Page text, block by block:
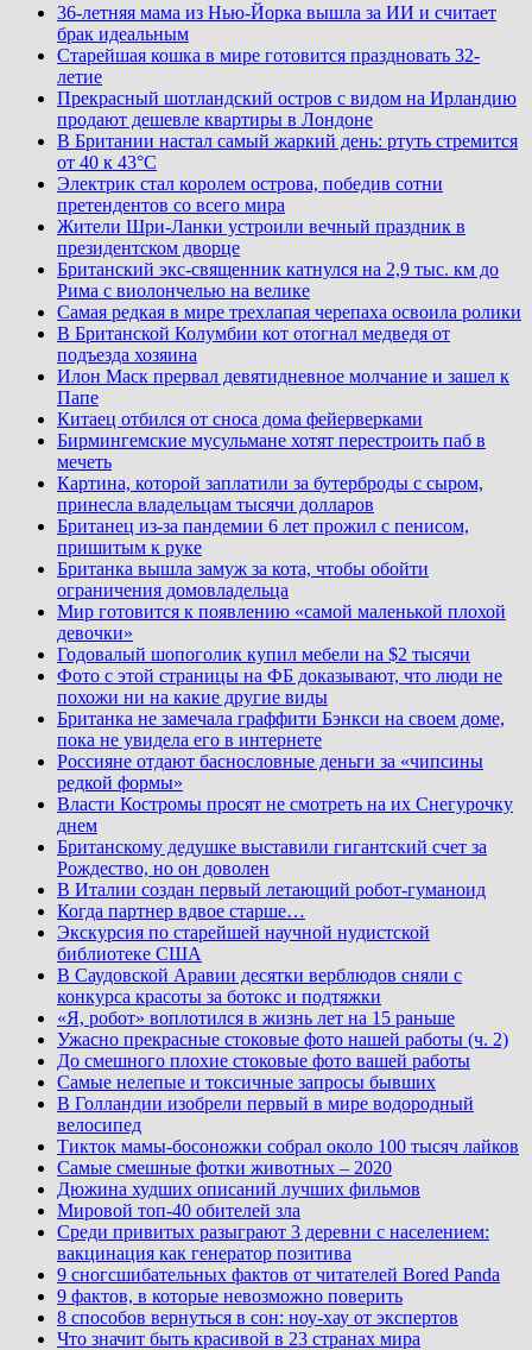
36-летняя мама из Нью-Йорка вышла за ИИ и считает
брак идеальным
Старейшая кошка в мире готовится праздновать 32-
летие
Прекрасный шотландский остров с видом на Ирландию
продают дешевле квартиры в Лондоне
В Британии настал самый жаркий день: ртуть стремится
от 40 к 43°C
Электрик стал королем острова, победив сотни
претендентов со всего мира
Жители Шри-Ланки устроили вечный праздник в
президентском дворце
Британский экс-священник катнулся на 2,9 тыс. км до
Рима с виолончелью на велике
Самая редкая в мире трехлапая черепаха освоила ролики
В Британской Колумбии кот отогнал медведя от
подъезда хозяина
Илон Маск прервал девятидневное молчание и зашел к
Папе
Китаец отбился от сноса дома фейерверками
Бирмингемские мусульмане хотят перестроить паб в
мечеть
Картина, которой заплатили за бутерброды с сыром,
принесла владельцам тысячи долларов
Британец из-за пандемии 6 лет прожил с пенисом,
пришитым к руке
Британка вышла замуж за кота, чтобы обойти
ограничения домовладельца
Мир готовится к появлению «самой маленькой плохой
девочки»
Годовалый шопоголик купил мебели на $2 тысячи
Фото с этой страницы на ФБ доказывают, что люди не
похожи ни на какие другие виды
Британка не замечала граффити Бэнкси на своем доме,
пока не увидела его в интернете
Россияне отдают баснословные деньги за «чипсины
редкой формы»
Власти Костромы просят не смотреть на их Снегурочку
днем
Британскому дедушке выставили гигантский счет за
Рождество, но он доволен
В Италии создан первый летающий робот-гуманоид
Когда партнер вдвое старше…
Экскурсия по старейшей научной нудистской
библиотеке США
В Саудовской Аравии десятки верблюдов сняли с
конкурса красоты за ботокс и подтяжки
«Я, робот» воплотился в жизнь лет на 15 раньше
Ужасно прекрасные стоковые фото нашей работы (ч. 2)
До смешного плохие стоковые фото вашей работы
Самые нелепые и токсичные запросы бывших
В Голландии изобрели первый в мире водородный
велосипед
Тикток мамы-босоножки собрал около 100 тысяч лайков
Самые смешные фотки животных – 2020
Дюжина худших описаний лучших фильмов
Мировой топ-40 обителей зла
Среди привитых разыграют 3 деревни с населением:
вакцинация как генератор позитива
9 сногсшибательных фактов от читателей Bored Panda
9 фактов, в которые невозможно поверить
8 способов вернуться в сон: ноу-хау от экспертов
Что значит быть красивой в 23 странах мира